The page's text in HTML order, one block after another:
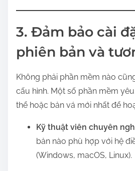
3. Đảm bảo cài
phiên bản và
Không phải phần mềm nào
cấu hình. Một số phần mềm
thể hoặc bản vá mới nhất để
Kỹ thuật viên chuyên
bản nào phù hợp với hệ
(Windows, macOS, Linux).